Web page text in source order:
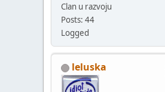
Clan u razvoju
Posts: 44
Logged
leluska